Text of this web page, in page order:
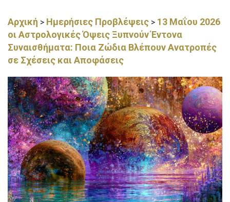
Αρχική > Ημερήσιες Προβλέψεις > 13 Μαΐου 2026
οι Αστρολογικές Όψεις Ξυπνούν Έντονα
Συναισθήματα: Ποια Ζώδια Βλέπουν Ανατροπές
σε Σχέσεις και Αποφάσεις